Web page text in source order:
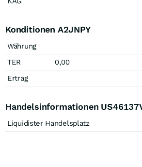
Konditionen A2JNPY
Währung
TER
0,00
Ertrag
Handelsinformationen
Liquidister Handelsplatz